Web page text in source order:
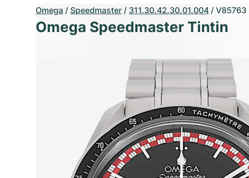
Omega / Speedmaster / 311.30.42.30.01.004 / V85763
Omega Speedmaster Tintin